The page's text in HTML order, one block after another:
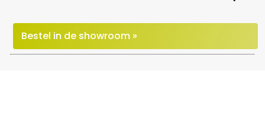
Bestel in de showroom »